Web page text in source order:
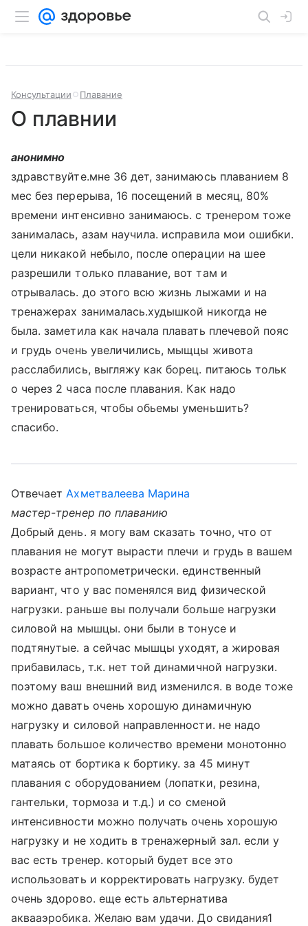
Консультации Плавание
О плавнии
анонимно
здравствуйте.мне 36 дет, занимаюсь плаванием 8
мес без перерыва, 16 посещений в месяц, 80%
времени интенсивно занимаюсь. с тренером тоже
занималась, азам научила. исправила мои ошибки.
цели никакой небыло, после операции на шее
разрешили только плавание, вот там и
отрывалась. до этого всю жизнь лыжами и на
тренажерах занималась.худышкой никогда не
была. заметила как начала плавать плечевой пояс
и грудь очень увеличились, мыщцы живота
расслабились, выгляжу как борец. питаюсь тольк
о через 2 часа после плавания. Как надо
тренироваться, чтобы обьемы уменьшить?
спасибо.
ОтвечаетАхметвалеева Марина
мастер-тренер по плаванию
Добрый день. я могу вам сказать точно, что от
плавания не могут вырасти плечи и грудь в вашем
возрасте антропометрически. единственный
вариант, что у вас поменялся вид физической
нагрузки. раньше вы получали больше нагрузки
силовой на мышцы. они были в тонусе и
подтянутые. а сейчас мышцы уходят, а жировая
прибавилась, т.к. нет той динамичной нагрузки.
поэтому ваш внешний вид изменился. в воде тоже
можно давать очень хорошую динамичную
нагрузку и силовой направленности. не надо
плавать большое количество времени монотонно
матаясь от бортика к бортику. за 45 минут
плавания с оборудованием (лопатки, резина,
гантельки, тормоза и т.д.) и со сменой
интенсивности можно получать очень хорошую
нагрузку и не ходить в тренажерный зал. если у
вас есть тренер. который будет все это
использовать и корректировать нагрузку. будет
очень здорово. еще есть альтернатива
аквааэробика. Желаю вам удачи. До свидания1